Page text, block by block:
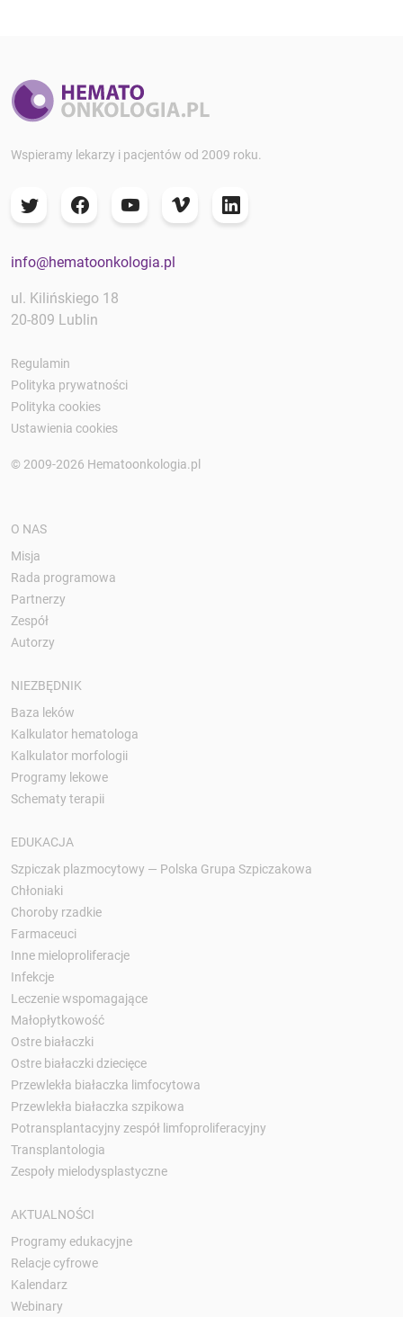
Wspieramy lekarzy i pacjentów od 2009 roku.
info@hematoonkologia.pl
ul. Kilińskiego 18
20-809 Lublin
Regulamin
Polityka prywatności
Polityka cookies
Ustawienia cookies
© 2009-2026 Hematoonkologia.pl
O NAS
Misja
Rada programowa
Partnerzy
Zespół
Autorzy
NIEZBĘDNIK
Baza leków
Kalkulator hematologa
Kalkulator morfologii
Programy lekowe
Schematy terapii
EDUKACJA
Szpiczak plazmocytowy — Polska Grupa Szpiczakowa
Chłoniaki
Choroby rzadkie
Farmaceuci
Inne mieloproliferacje
Infekcje
Leczenie wspomagające
Małopłytkowość
Ostre białaczki
Ostre białaczki dziecięce
Przewlekła białaczka limfocytowa
Przewlekła białaczka szpikowa
Potransplantacyjny zespół limfoproliferacyjny
Transplantologia
Zespoły mielodysplastyczne
AKTUALNOŚCI
Programy edukacyjne
Relacje cyfrowe
Kalendarz
Webinary